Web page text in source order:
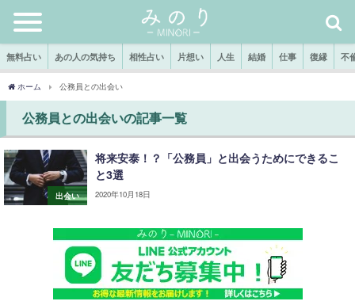
無料占い あの人の気持ち 相性占い 片想い 人生 結婚 仕事 復縁 不
ホーム 公務員との出会い
公務員との出会いの記事一覧
出会い
将来安泰！？「公務員」と出会うためにできるこ
と3選
2020年10月18日